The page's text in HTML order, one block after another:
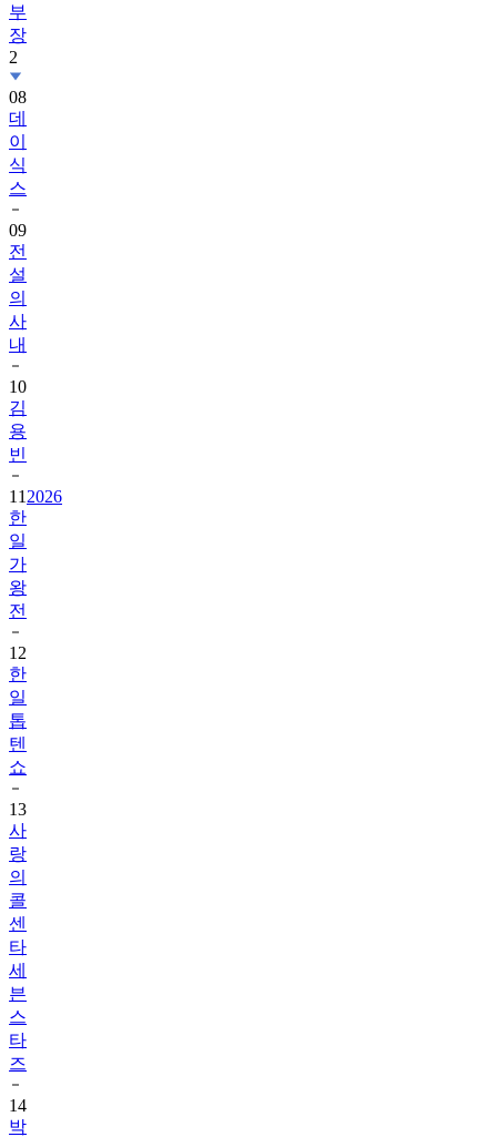
부
장
2
08
데
이
식
스
09
전
설
의
사
내
10
김
용
빈
11 2026
한
일
가
왕
전
12
한
일
톱
텐
쇼
13
사
랑
의
콜
센
타
세
븐
스
타
즈
14
박